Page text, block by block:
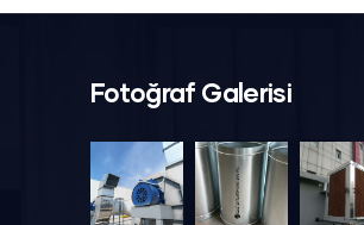
Fotoğraf Galerisi